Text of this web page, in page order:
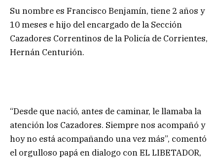
Su nombre es Francisco Benjamín, tiene 2 años y
10 meses e hijo del encargado de la Sección
Cazadores Correntinos de la Policía de Corrientes,
Hernán Centurión.
“Desde que nació, antes de caminar, le llamaba la
atención los Cazadores. Siempre nos acompañó y
hoy no está acompañando una vez más”, comentó
el orgulloso papá en dialogo con EL LIBETADOR,